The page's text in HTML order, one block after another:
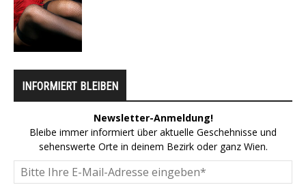
INFORMIERT BLEIBEN
Newsletter-Anmeldung!
Bleibe immer informiert über aktuelle Geschehnisse und
sehenswerte Orte in deinem Bezirk oder ganz Wien.